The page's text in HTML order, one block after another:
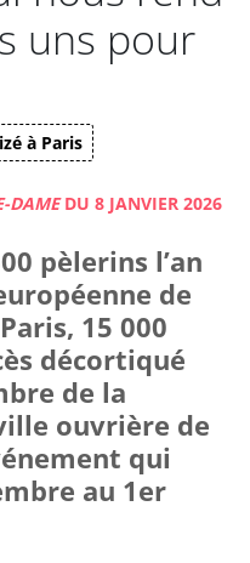
uns pour
à Paris
DAMEDU 8 JANVIER 2026
pèlerins l’an
de
15 000
décortiqué
de la
ouvrière de
qui
au 1er